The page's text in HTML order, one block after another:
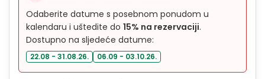
Odaberite datume s posebnom ponudom u
kalendaru i uštedite do 15% na rezervaciji.
Dostupno na sljedeće datume:
22.08 - 31.08.26. 06.09 - 03.10.26.